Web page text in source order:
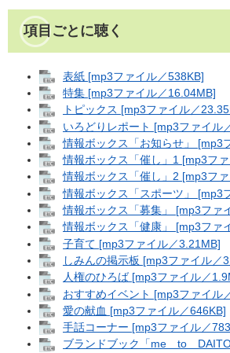
項目ごとに聴く
表紙 [mp3ファイル／538KB]
特集 [mp3ファイル／16.04MB]
トピックス [mp3ファイル／
いろどりレポート [mp3ファイル
情報ボックス「お知らせ」 [mp3
情報ボックス「催し」1 [mp3フ
情報ボックス「催し」2 [mp3フ
情報ボックス「スポーツ」 [mp3
情報ボックス「募集」 [mp3ファ
情報ボックス「健康」 [mp3ファ
子育て [mp3ファイル／3.21MB]
しみんの掲示板 [mp3ファイル／
人権のひろば [mp3ファイル／
おすすめイベント [mp3ファイル
愛の献血 [mp3ファイル／646KB]
手話コーナー [mp3ファイル／
ブランドブック「me to DAITO